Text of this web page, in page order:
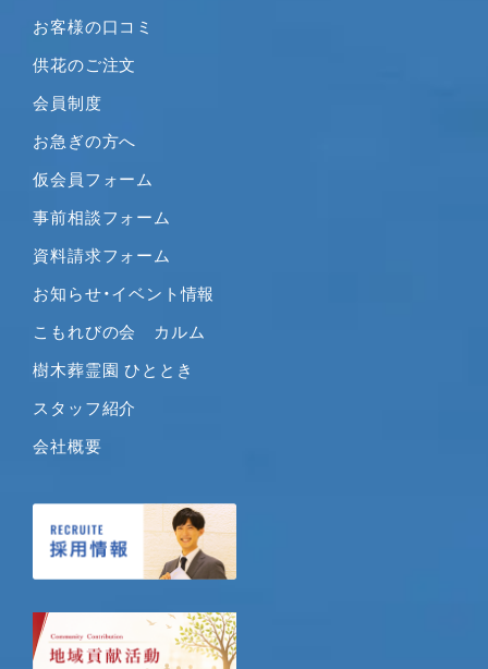
2020年8月
2020年7月
2020年6月
2020年3月
2020年2月
2020年1月
2019年10月
2019年9月
2019年8月
2019年4月
2019年3月
2019年1月
2018年12月
お客様の口コミ
供花のご注文
会員制度
お急ぎの方へ
仮会員フォーム
事前相談フォーム
資料請求フォーム
お知らせ・イベント情報
こもれびの会 カルム
樹木葬霊園 ひととき
スタッフ紹介
会社概要